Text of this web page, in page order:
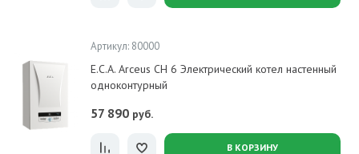
Артикул: 80000
E.C.A. Arceus CH 6 Электрический котел настенный
одноконтурный
57 890 руб.
В КОРЗИНУ